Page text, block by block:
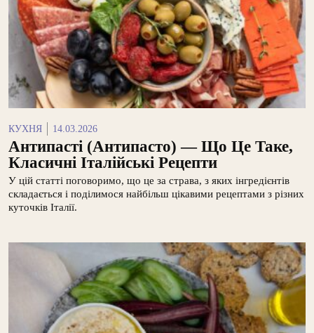
КУХНЯ 14.03.2026
Антипасті (антипасто) — Що Це Таке,
Класичні Італійські Рецепти
У цій статті поговоримо, що це за страва, з яких інгредієнтів
складається і поділимося найбільш цікавими рецептами з різних
куточків Італії.